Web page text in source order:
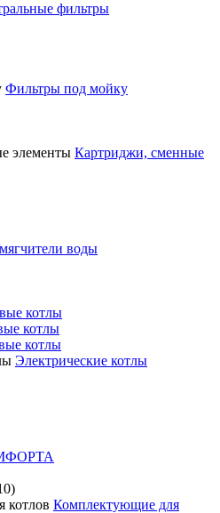
фильтры
Фильтры под мойку
Картриджи, сменные
воды
котлы
котлы
котлы
Электрические котлы
Комплектующие для